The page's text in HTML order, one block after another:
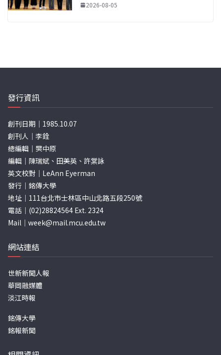
2026-08-05
發行資訊
創刊日期｜1985.10.07
創刊人｜李銓
總編輯｜樊中原
編輯｜陳瑞斌、田美英、許棠詠
英文校對｜LeAnn Eyerman
發行｜銘傳大學
地址｜111台北市士林區中山北路五段250號
電話｜(02)28824564 Ext. 2324
Mail｜ week@mail.mcu.edu.tw
網站連結
世新新聞人報
華岡融媒體
淡江時報
銘傳大學
銘報新聞